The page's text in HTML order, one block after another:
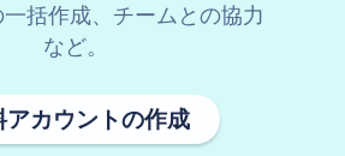
一括作成、チームとの協力
など。
アカウントの作成